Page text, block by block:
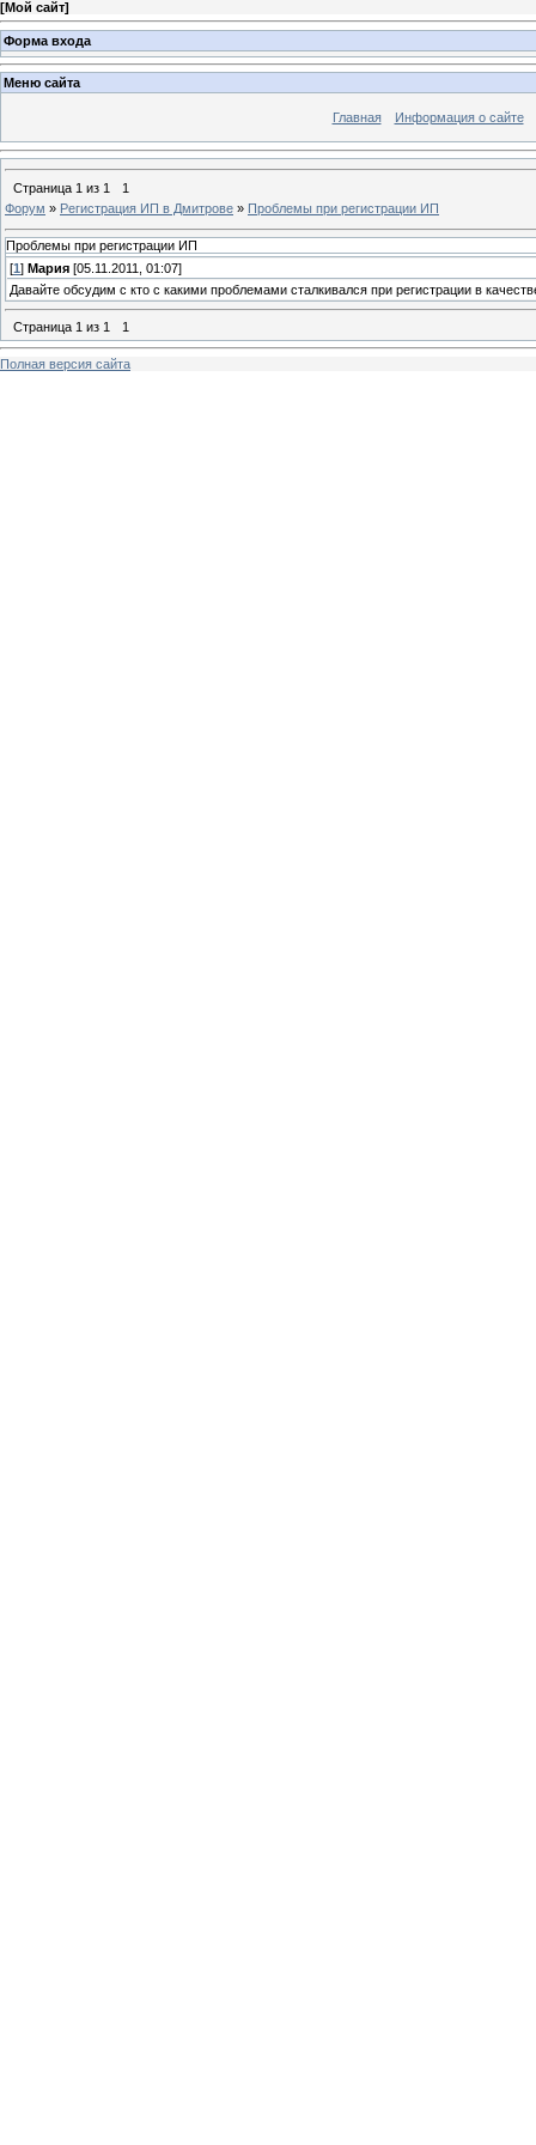
[Мой сайт]
Форма входа
Меню сайта
Главная Информация о сайте
Страница 1 из 1
1
Форум » Регистрация ИП в Дмитрове » Проблемы при регистрации ИП
Проблемы при регистрации ИП
[1 ] Мария [05.11.2011, 01:07]
Давайте обсудим с кто с какими проблемами сталкивался при регистрации в
Страница 1 из 1 1
Полная версия сайта